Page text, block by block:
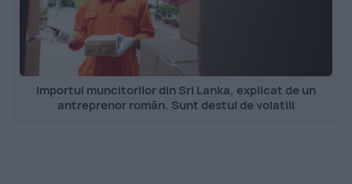
Importul muncitorilor din Sri Lanka, explicat de un
antreprenor român. Sunt destul de volatili